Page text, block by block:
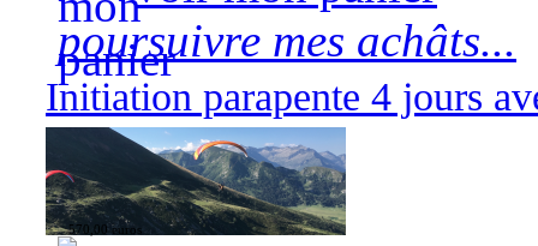
poursuivre mes achâts...
Initiation parapente 4 jours
570,00 euros